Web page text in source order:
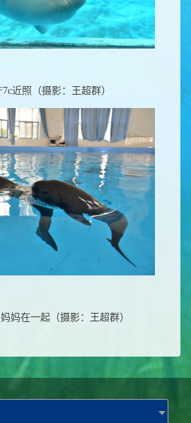
近照 （摄影：王超群）
妈在一起（摄影：王超群）